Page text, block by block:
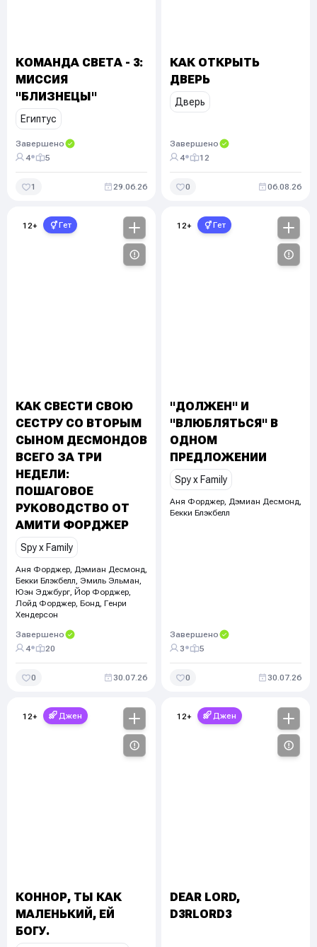
КОМАНДА СВЕТА - 3:
МИССИЯ
"БЛИЗНЕЦЫ"
Египтус
Завершено
4• 5
1 29.06.26
КАК ОТКРЫТЬ
ДВЕРЬ
Дверь
Завершено
4• 12
0 06.08.26
12+ Гет
КАК СВЕСТИ СВОЮ
СЕСТРУ СО ВТОРЫМ
СЫНОМ ДЕСМОНДОВ
ВСЕГО ЗА ТРИ
НЕДЕЛИ:
ПОШАГОВОЕ
РУКОВОДСТВО ОТ
АМИТИ ФОРДЖЕР
Spy x Family
Аня Форджер, Дэмиан Десмонд,
Бекки Блэкбелл, Эмиль Эльман,
Юэн Эджбург, Йор Форджер,
Лойд Форджер, Бонд, Генри
Хендерсон
Завершено
4• 20
0 30.07.26
12+ Гет
"ДОЛЖЕН" И
"ВЛЮБЛЯТЬСЯ" В
ОДНОМ
ПРЕДЛОЖЕНИИ
Spy x Family
Аня Форджер, Дэмиан Десмонд,
Бекки Блэкбелл
Завершено
3• 5
0 30.07.26
12+ Джен
КОННОР, ТЫ КАК
МАЛЕНЬКИЙ, ЕЙ
БОГУ.
12+ Джен
DEAR LORD,
D3RLORD3